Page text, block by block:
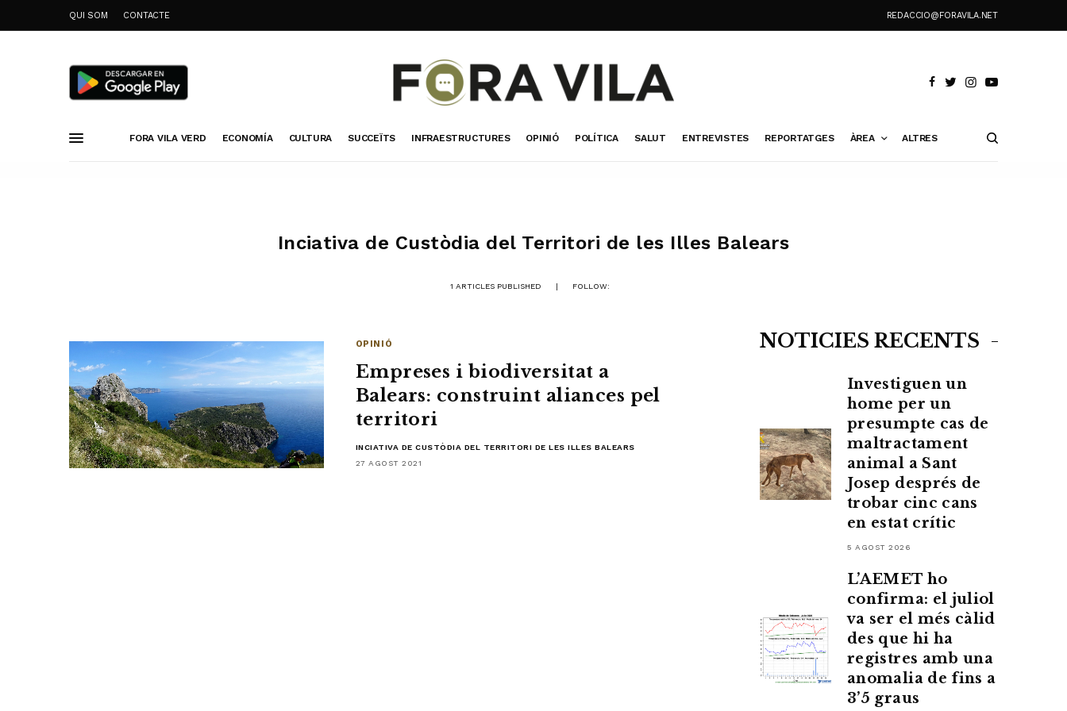
QUI SOM CONTACTE REDACCIO@FORAVILA.NET
FORA VILA VERD ECONOMÍA CULTURA SUCCEÏTS INFRAESTRUCTURES OPINIÓ POLÍTICA SALUT ENTREVISTES REPORTATGES ÀREA ALTRES
Inciativa de Custòdia del Territori de les Illes Balears
1 ARTICLES PUBLISHED | FOLLOW:
OPINIÓ
Empreses i biodiversitat a
Balears: construint aliances pel
territori
INCIATIVA DE CUSTÒDIA DEL TERRITORI DE LES ILLES BALEARS
27 AGOST 2021
NOTÍCIES RECENTS
Investiguen un
home per un
presumpte cas de
maltractament
animal a Sant
Josep després de
trobar cinc cans
en estat crític
5 AGOST 2026
L’AEMET ho
confirma: el juliol
va ser el més càlid
des que hi ha
registres amb una
anomalia de fins a
3’5 graus